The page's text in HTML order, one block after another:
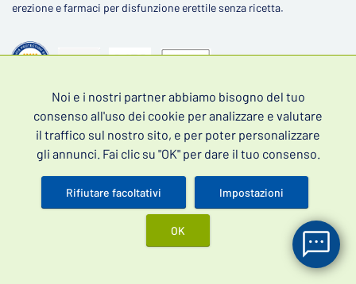
erezione e farmaci per disfunzione erettile senza ricetta.
4,5
Scopri le recensioni dei nostri clienti
Noi e i nostri partner abbiamo bisogno del tuo
consenso all'uso dei cookie per analizzare e valutare
il traffico sul nostro sito, e per poter personalizzare
gli annunci. Fai clic su "OK" per dare il tuo consenso.
Rifiutare facoltativi Impostazioni
OK